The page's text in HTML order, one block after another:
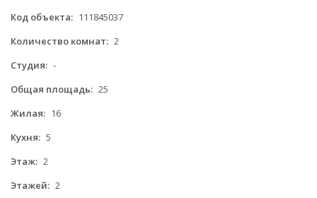
Код объекта: 111845037
Количество комнат: 2
Студия: -
Общая площадь: 25
Жилая: 16
Кухня: 5
Этаж: 2
Этажей: 2